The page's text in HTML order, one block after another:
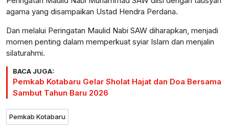
agama yang disampaikan Ustad Hendra Perdana.
Dan melalui Peringatan Maulid Nabi SAW diharapkan, menjadi
momen penting dalam memperkuat syiar Islam dan menjalin
silaturahmi.
BACA JUGA:
Pemkab Kotabaru Gelar Sholat Hajat dan Doa Bersama
Sambut Tahun Baru 2026
Pemkab Kotabaru